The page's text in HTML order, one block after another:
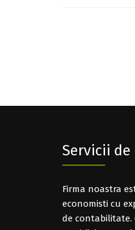
Servicii
Firma noastra
economisti cu
de contabilitate.